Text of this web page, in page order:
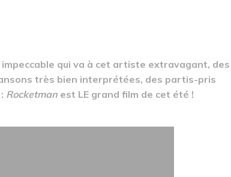
qui va à cet artiste extravagant, des
très bien interprétées, des partis-pris
Rocketman est LE grand film de cet été !